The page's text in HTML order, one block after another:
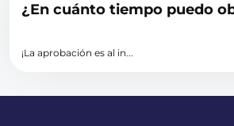
¿En cuánto tiempo puedo
¡La aprobación es al in...